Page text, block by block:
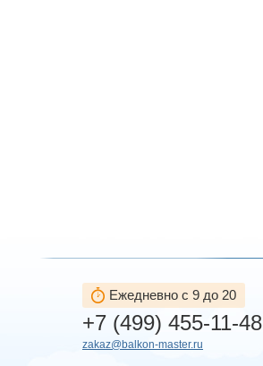
Ежедневно с 9 до 20
+7 (499) 455-11-48
zakaz@balkon-master.ru